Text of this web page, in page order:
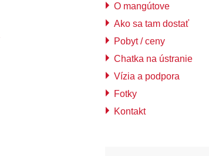
O mangútove
Ako sa tam dostať
Pobyt / ceny
Chatka na ústranie
Vízia a podpora
Fotky
Kontakt